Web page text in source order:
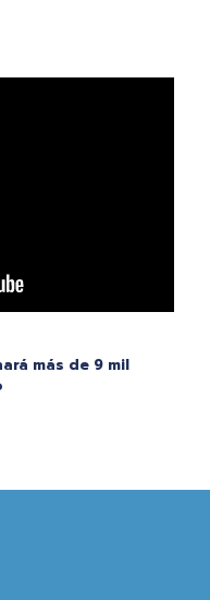
más de 9 mil